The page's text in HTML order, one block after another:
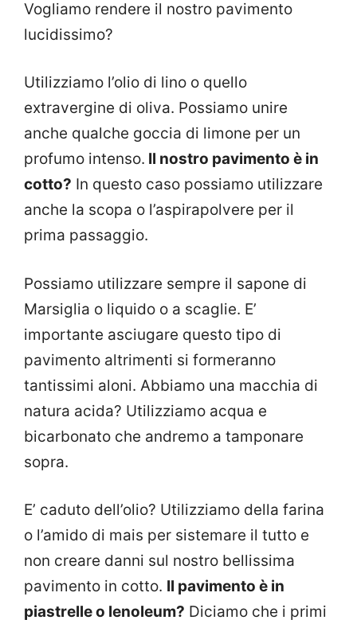
Vogliamo rendere il nostro pavimento
lucidissimo?
Utilizziamo l’olio di lino o quello
extravergine di oliva. Possiamo unire
anche qualche goccia di limone per un
profumo intenso. Il nostro pavimento è in
cotto? In questo caso possiamo utilizzare
anche la scopa o l’aspirapolvere per il
prima passaggio.
Possiamo utilizzare sempre il sapone di
Marsiglia o liquido o a scaglie. E’
importante asciugare questo tipo di
pavimento altrimenti si formeranno
tantissimi aloni. Abbiamo una macchia di
natura acida? Utilizziamo acqua e
bicarbonato che andremo a tamponare
sopra.
E’ caduto dell’olio? Utilizziamo della farina
o l’amido di mais per sistemare il tutto e
non creare danni sul nostro bellissima
pavimento in cotto. Il pavimento è in
piastrelle o lenoleum? Diciamo che i primi